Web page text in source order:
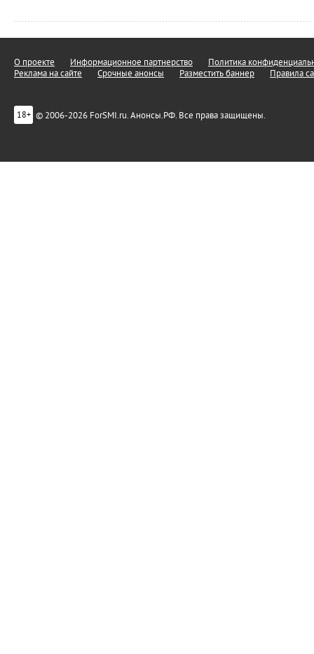
О проекте Информационное партнерство
Политика
Реклама на сайте
Срочные анонсы Разместить баннер Правила
18+ © 2006-2026 ForSMI.ru. Анонсы.РФ. Все права защищены.